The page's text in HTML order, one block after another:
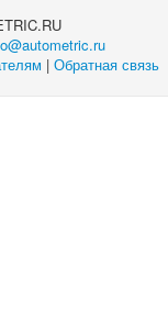
| Обратная связь